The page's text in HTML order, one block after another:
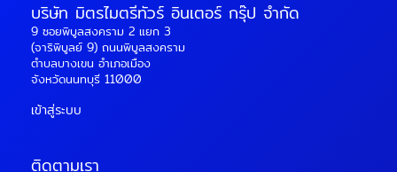
บริษัท มิตรไมตรีทัวร์ อินเตอร์ กรุ๊ป จำกัด
9 ซอยพิบูลสงคราม 2 แยก 3
(จาริพิบูลย์ 9) ถนนพิบูลสงคราม
ตำบลบางเขน อำเภอเมือง
จังหวัดนนทบุรี 11000
เข้าสู่ระบบ
ติดตามเรา